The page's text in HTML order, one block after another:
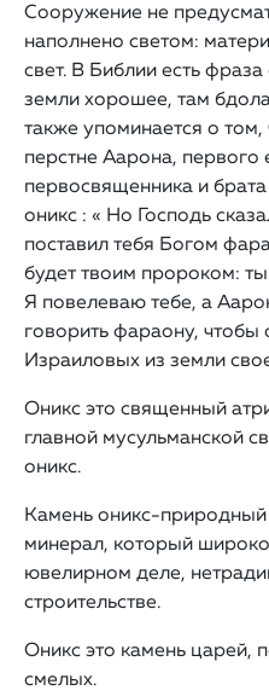
Сооружение не
наполнено светом:
свет. В Библии есть
земли хорошее, там
также упоминается о том,
перстне Аарона, первого
первосвященника и
оникс : « Но Господь
поставил тебя Богом
будет твоим пророком:
Я повелеваю тебе, а
говорить фараону, чтобы
Израиловых из земли
Оникс это священный
главной мусульманской
оникс.
Камень оникс-
минерал, который широко
ювелирном деле,
строительстве.
Оникс это камень царей,
смелых.